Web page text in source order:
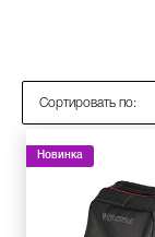
Сортировать по:
Новинка